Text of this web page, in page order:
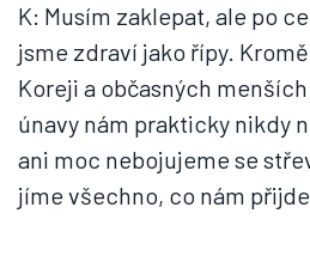
K: Musím zaklepat, ale po
jsme zdraví jako řípy.
Koreji a občasných
únavy nám prakticky nikdy
ani moc nebojujeme se
jíme všechno, co nám